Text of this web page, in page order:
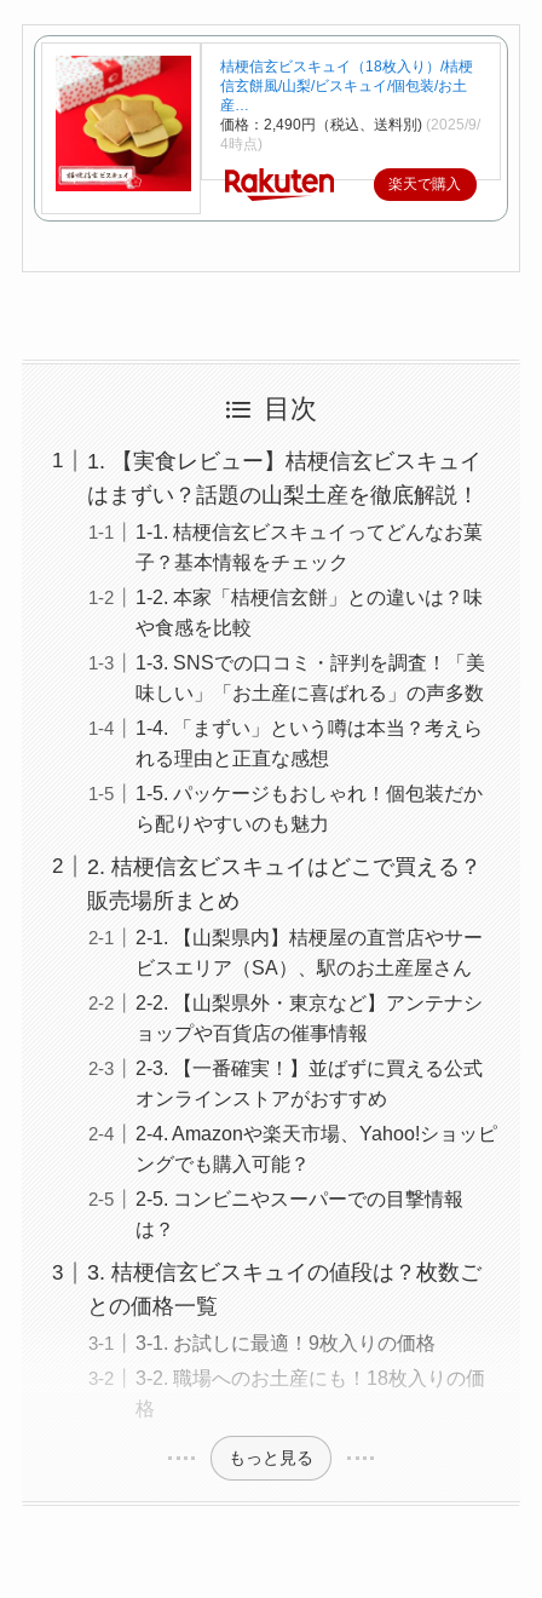
桔梗信玄ビスキュイ（18枚入り）/桔梗
信玄餅風/山梨/ビスキュイ/個包装/お土
産…
価格：2,490円（税込、送料別) (2025/9/
4時点)
楽天で購入
目次
1. 【実食レビュー】桔梗信玄ビスキュイ
はまずい？話題の山梨土産を徹底解説！
1-1. 桔梗信玄ビスキュイってどんなお菓
子？基本情報をチェック
1-2. 本家「桔梗信玄餅」との違いは？味
や食感を比較
1-3. SNSでの口コミ・評判を調査！「美
味しい」「お土産に喜ばれる」の声多数
1-4. 「まずい」という噂は本当？考えら
れる理由と正直な感想
1-5. パッケージもおしゃれ！個包装だか
ら配りやすいのも魅力
2. 桔梗信玄ビスキュイはどこで買える？
販売場所まとめ
2-1. 【山梨県内】桔梗屋の直営店やサー
ビスエリア（SA）、駅のお土産屋さん
2-2. 【山梨県外・東京など】アンテナシ
ョップや百貨店の催事情報
2-3. 【一番確実！】並ばずに買える公式
オンラインストアがおすすめ
2-4. Amazonや楽天市場、Yahoo!ショッピ
ングでも購入可能？
2-5. コンビニやスーパーでの目撃情報
は？
3. 桔梗信玄ビスキュイの値段は？枚数ご
との価格一覧
3-1. お試しに最適！9枚入りの価格
3-2. 職場へのお土産にも！18枚入りの価
格
もっと見る